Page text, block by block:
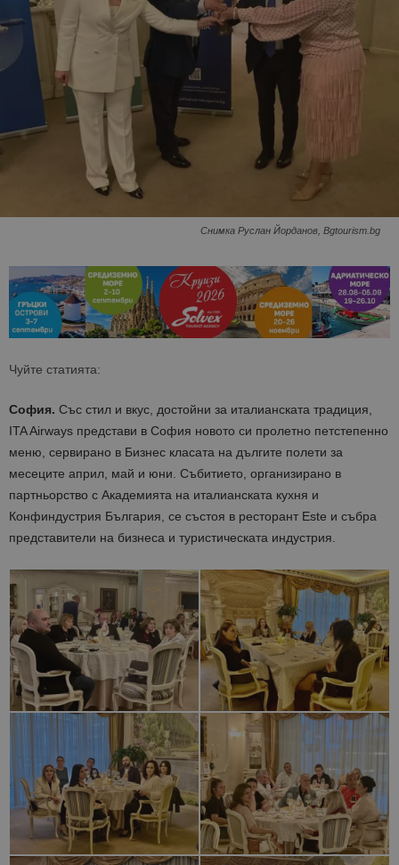
Снимка Руслан Йорданов, Bgtourism.bg
Чуйте статията:
София. Със стил и вкус, достойни за италианската традиция,
ITA Airways представи в София новото си пролетно петстепенно
меню, сервирано в Бизнес класата на дългите полети за
месеците април, май и юни. Събитието, организирано в
партньорство с Академията на италианската кухня и
Конфиндустрия България, се състоя в ресторант Este и събра
представители на бизнеса и туристическата индустрия.